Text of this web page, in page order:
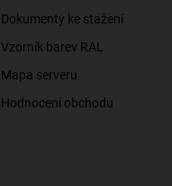
Dokumenty ke stažení
Vzorník barev RAL
Mapa serveru
Hodnocení obchodu